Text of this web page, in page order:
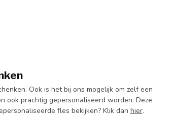
Ook is het bij ons mogelijk om zelf een
ook prachtig gepersonaliseerd worden. Deze
fles bekijken? Klik dan hier.